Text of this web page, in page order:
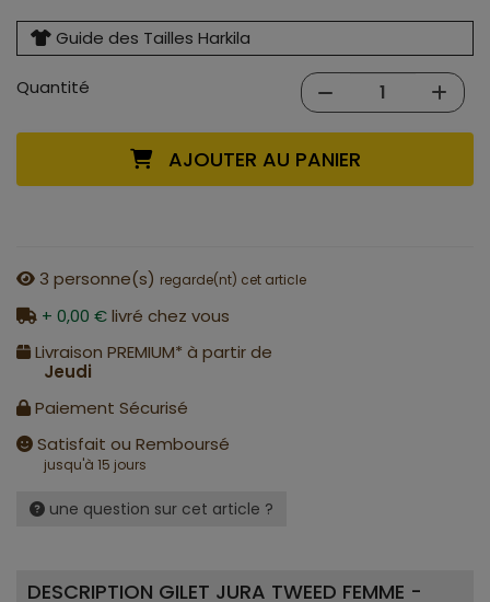
Guide des Tailles Harkila
Quantité
AJOUTER AU PANIER
3 personne(s) regarde(nt) cet article
+ 0,00 €livré chez vous
Livraison PREMIUM* à partir de
Jeudi
Paiement Sécurisé
Satisfait ou Remboursé
jusqu'à 15 jours
une question sur cet article ?
DESCRIPTION GILET JURA TWEED FEMME -